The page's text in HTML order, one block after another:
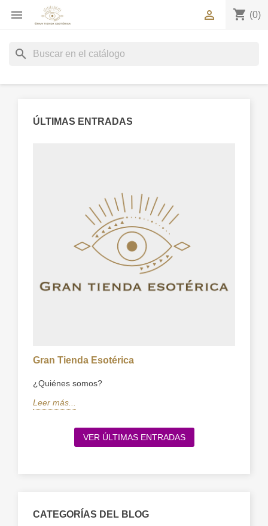
 shopping_cart (0)

search
ÚLTIMAS ENTRADAS
Gran Tienda Esotérica
¿Quiénes somos?
Leer más...
VER ÚLTIMAS ENTRADAS
CATEGORÍAS DEL BLOG